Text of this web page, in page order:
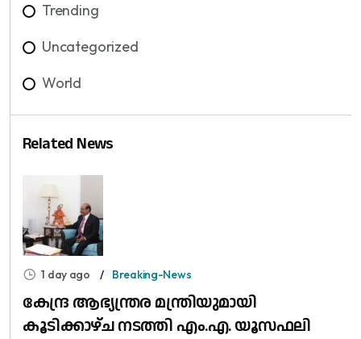
Trending
Uncategorized
World
Related News
1 day ago Breaking-News
കേന്ദ്ര ആഭ്യന്ത്രര മന്ത്രിയുമായി
കൂടിക്കാഴ്ച നടത്തി എം.എ. യൂസഫലി